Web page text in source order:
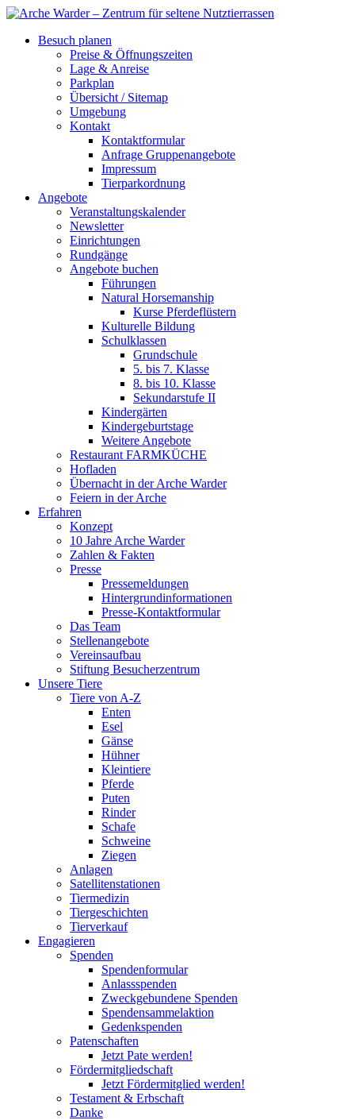
Besuch planen
Preise & Öffnungszeiten
Lage & Anreise
Parkplan
Übersicht / Sitemap
Umgebung
Kontakt
Kontaktformular
Anfrage Gruppenangebote
Impressum
Tierparkordnung
Angebote
Veranstaltungskalender
Newsletter
Einrichtungen
Rundgänge
Angebote buchen
Führungen
Natural Horsemanship
Kurse Pferdeflüstern
Kulturelle Bildung
Schulklassen
Grundschule
5. bis 7. Klasse
8. bis 10. Klasse
Sekundarstufe II
Kindergärten
Kindergeburtstage
Weitere Angebote
Restaurant FARMKÜCHE
Hofladen
Übernacht in der Arche Warder
Feiern in der Arche
Erfahren
Konzept
10 Jahre Arche Warder
Zahlen & Fakten
Presse
Pressemeldungen
Hintergrundinformationen
Presse-Kontaktformular
Das Team
Stellenangebote
Vereinsaufbau
Stiftung Besucherzentrum
Unsere Tiere
Tiere von A-Z
Enten
Esel
Gänse
Hühner
Kleintiere
Pferde
Puten
Rinder
Schafe
Schweine
Ziegen
Anlagen
Satellitenstationen
Tiermedizin
Tiergeschichten
Tierverkauf
Engagieren
Spenden
Spendenformular
Anlassspenden
Zweckgebundene Spenden
Spendensammelaktion
Gedenkspenden
Patenschaften
Jetzt Pate werden!
Fördermitgliedschaft
Jetzt Fördermitglied werden!
Testament & Erbschaft
Danke